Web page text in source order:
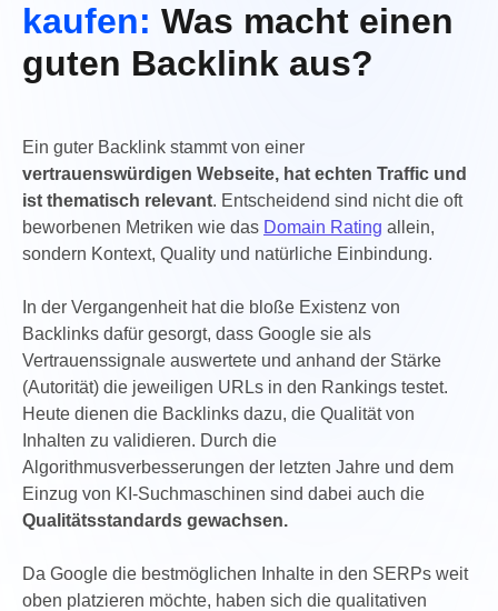
kaufen: Was macht einen
guten Backlink aus?
Ein guter Backlink stammt von einer
vertrauenswürdigen Webseite, hat echten Traffic und
ist thematisch relevant. Entscheidend sind nicht die oft
beworbenen Metriken wie das Domain Rating allein,
sondern Kontext, Quality und natürliche Einbindung.
In der Vergangenheit hat die bloße Existenz von
Backlinks dafür gesorgt, dass Google sie als
Vertrauenssignale auswertete und anhand der Stärke
(Autorität) die jeweiligen URLs in den Rankings testet.
Heute dienen die Backlinks dazu, die Qualität von
Inhalten zu validieren. Durch die
Algorithmusverbesserungen der letzten Jahre und dem
Einzug von KI-Suchmaschinen sind dabei auch die
Qualitätsstandards gewachsen.
Da Google die bestmöglichen Inhalte in den SERPs weit
oben platzieren möchte, haben sich die qualitativen